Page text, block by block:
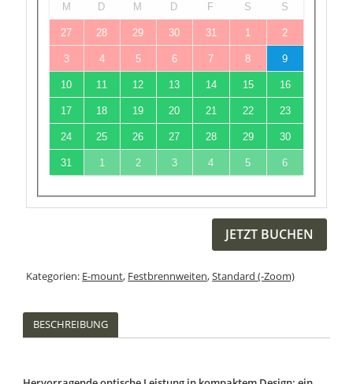
M D M D F S S
27 28 29 30 31 1 2
3 4 5 6 7 8 9
10 11 12 13 14 15 16
17 18 19 20 21 22 23
24 25 26 27 28 29 30
31 1 2 3 4 5 6
JETZT BUCHEN
Kategorien: E-mount, Festbrennweiten,Standard (-Zoom)
BESCHREIBUNG